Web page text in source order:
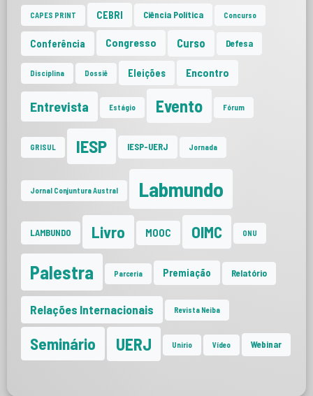
CAPES PRINT CEBRI Ciência Política Concurso
Conferência Congresso Curso Defesa
Disciplina Dossiê Eleições Encontro
Entrevista Estágio Evento Fórum
GRISUL IESP IESP-UERJ Jornada
Jornal Conjuntura Austral Labmundo
LAMBUNDO Livro MOOC OIMC ONU
Palestra Parceria Premiação Relatório
Relações Internacionais Revista Neiba
Seminário UERJ Unirio Vídeo Webinar